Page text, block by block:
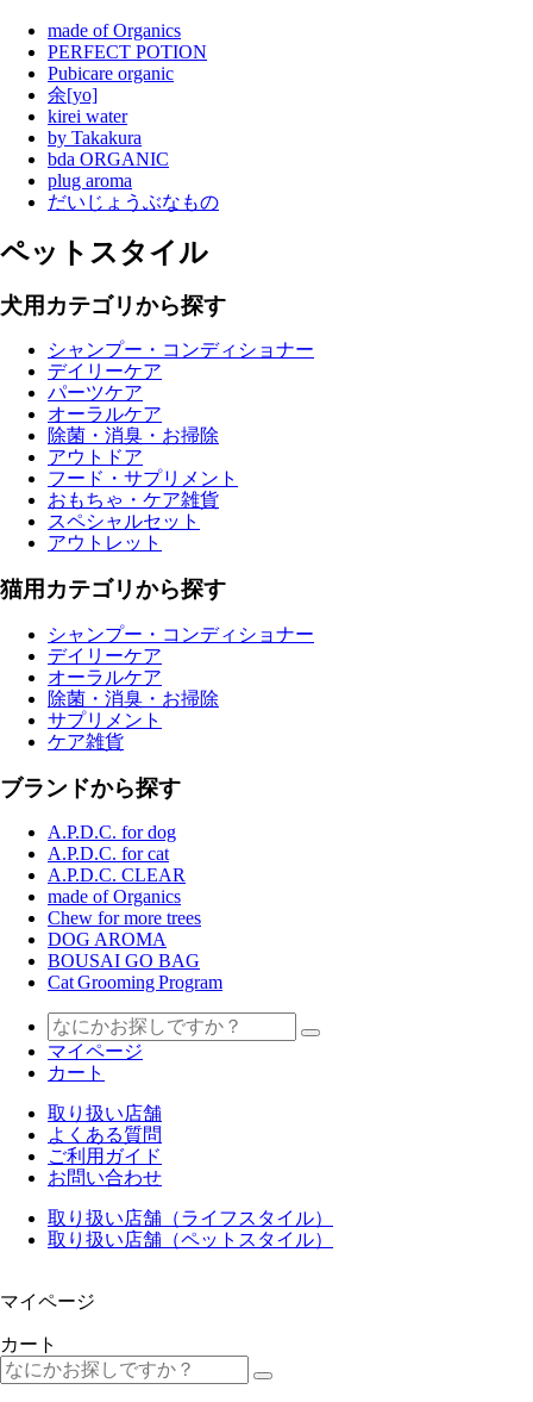
made of Organics
PERFECT POTION
Pubicare organic
余[yo]
kirei water
by Takakura
bda ORGANIC
plug aroma
だいじょうぶなもの
ペットスタイル
犬用カテゴリから探す
シャンプー・コンディショナー
デイリーケア
パーツケア
オーラルケア
除菌・消臭・お掃除
アウトドア
フード・サプリメント
おもちゃ・ケア雑貨
スペシャルセット
アウトレット
猫用カテゴリから探す
シャンプー・コンディショナー
デイリーケア
オーラルケア
除菌・消臭・お掃除
サプリメント
ケア雑貨
ブランドから探す
A.P.D.C. for dog
A.P.D.C. for cat
A.P.D.C. CLEAR
made of Organics
Chew for more trees
DOG AROMA
BOUSAI GO BAG
Cat Grooming Program
マイページ
カート
取り扱い店舗
よくある質問
ご利用ガイド
お問い合わせ
取り扱い店舗（ライフスタイル）
取り扱い店舗（ペットスタイル）
マイページ
カート